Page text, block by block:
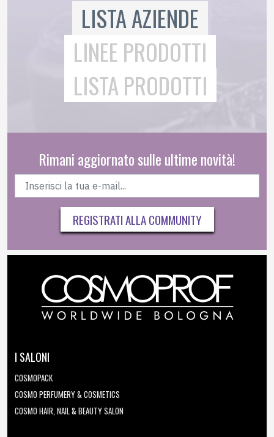
LISTA AZIENDE
LINEE PRODOTTI
LISTA PRODOTTI
Rimani aggiornato sulle ultime novità!
REGISTRATI ALLA COMMUNITY
I SALONI
COSMOPACK
COSMO PERFUMERY & COSMETICS
COSMO HAIR, NAIL & BEAUTY SALON